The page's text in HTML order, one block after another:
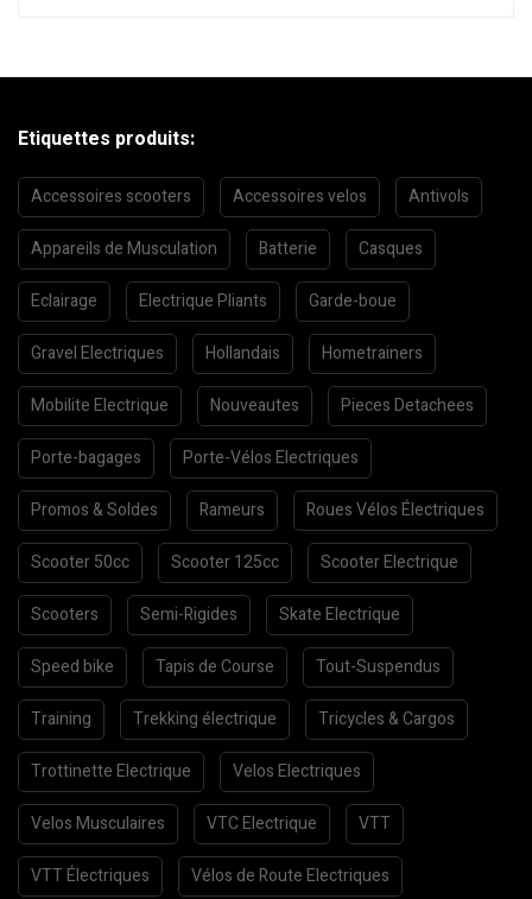
Etiquettes produits:
Accessoires scooters Accessoires velos Antivols
Appareils de Musculation Batterie Casques
Eclairage Electrique Pliants Garde-boue
Gravel Electriques Hollandais Hometrainers
Mobilite Electrique Nouveautes Pieces Detachees
Porte-bagages Porte-Vélos Electriques
Promos & Soldes Rameurs Roues Vélos Électriques
Scooter 50cc Scooter 125cc Scooter Electrique
Scooters Semi-Rigides Skate Electrique
Speed bike Tapis de Course Tout-Suspendus
Training Trekking électrique Tricycles & Cargos
Trottinette Electrique Velos Electriques
Velos Musculaires VTC Electrique VTT
VTT Électriques Vélos de Route Electriques